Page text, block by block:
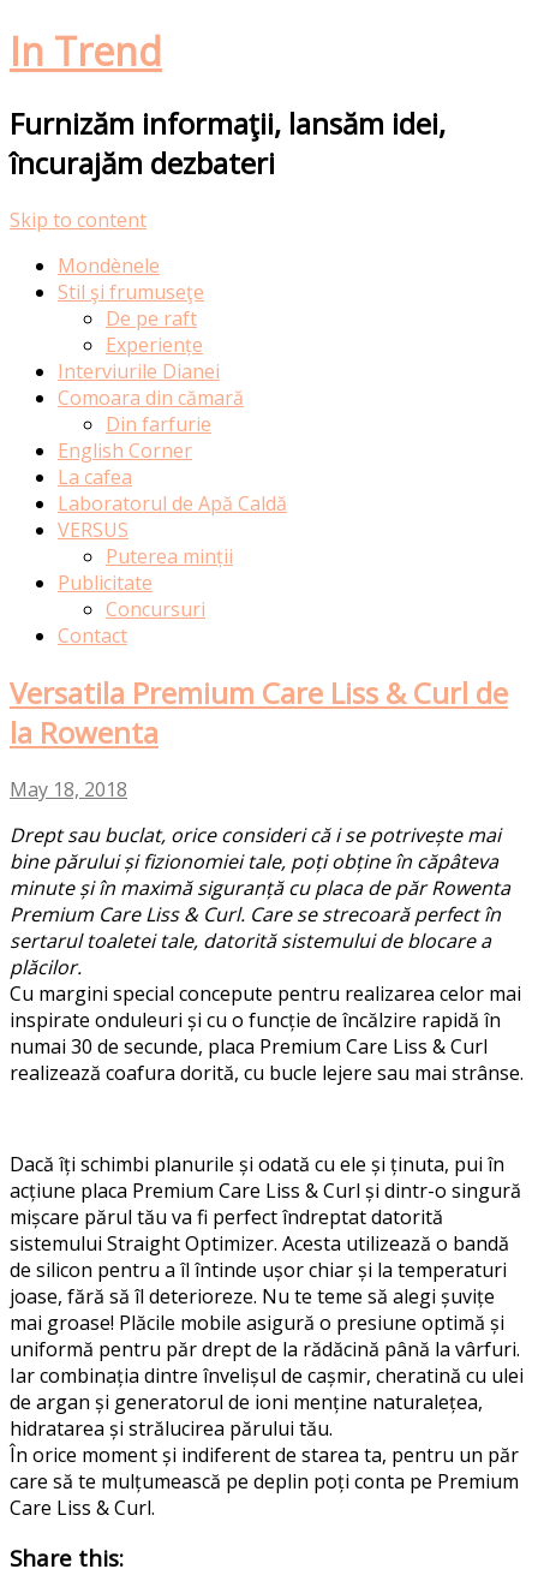
In Trend
Furnizăm informaţii, lansăm idei,
încurajăm dezbateri
Skip to content
Mondènele
Stil şi frumuseţe
De pe raft
Experiențe
Interviurile Dianei
Comoara din cămară
Din farfurie
English Corner
La cafea
Laboratorul de Apă Caldă
VERSUS
Puterea minții
Publicitate
Concursuri
Contact
Versatila Premium Care Liss & Curl de
la Rowenta
May 18, 2018
Drept sau buclat, orice consideri că i se potrivește mai
bine părului și fizionomiei tale, poți obține în căpâteva
minute și în maximă siguranță cu placa de păr Rowenta
Premium Care Liss & Curl. Care se strecoară perfect în
sertarul toaletei tale, datorită sistemului de blocare a
plăcilor.
Cu margini special concepute pentru realizarea celor mai
inspirate onduleuri și cu o funcție de încălzire rapidă în
numai 30 de secunde, placa Premium Care Liss & Curl
realizează coafura dorită, cu bucle lejere sau mai strânse.
Dacă îți schimbi planurile și odată cu ele și ținuta, pui în
acțiune placa Premium Care Liss & Curl și dintr-o singură
mișcare părul tău va fi perfect îndreptat datorită
sistemului Straight Optimizer. Acesta utilizează o bandă
de silicon pentru a îl întinde ușor chiar și la temperaturi
joase, fără să îl deterioreze. Nu te teme să alegi șuvițe
mai groase! Plăcile mobile asigură o presiune optimă și
uniformă pentru păr drept de la rădăcină până la vârfuri.
Iar combinația dintre învelișul de cașmir, cheratină cu ulei
de argan și generatorul de ioni menține naturalețea,
hidratarea și strălucirea părului tău.
În orice moment și indiferent de starea ta, pentru un păr
care să te mulțumească pe deplin poți conta pe Premium
Care Liss & Curl.
Share this: